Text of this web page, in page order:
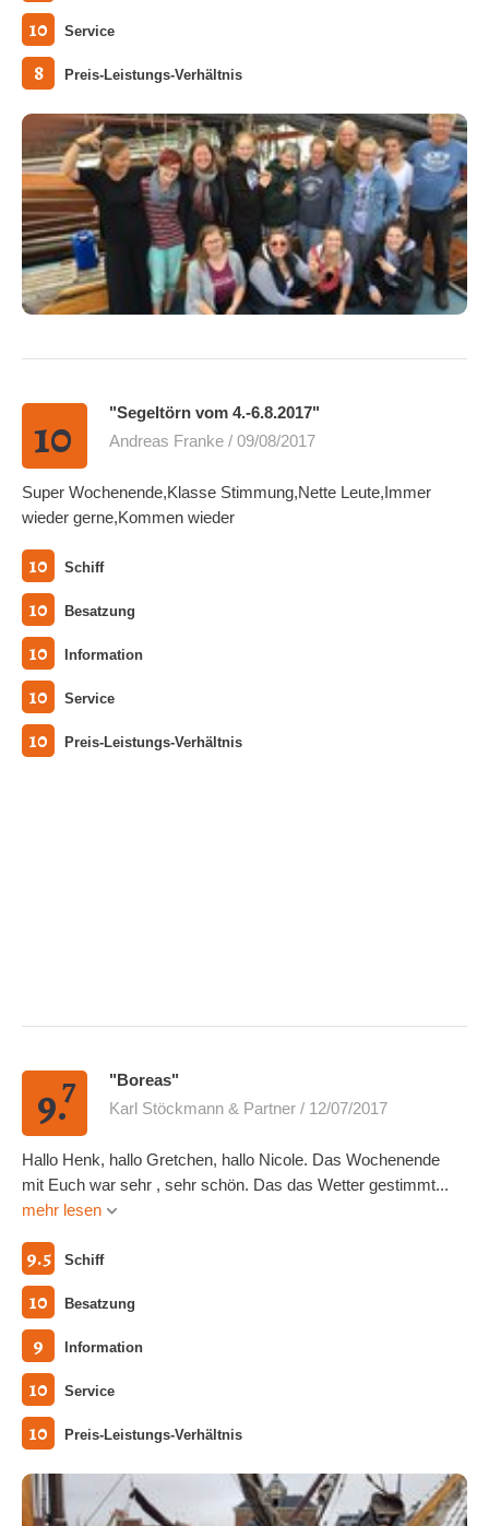
10 Service
8 Preis-Leistungs-Verhältnis
Alle Fotos ansehen
10
"Segeltörn vom 4.-6.8.2017"
Andreas Franke / 09/08/2017
Super Wochenende,Klasse Stimmung,Nette Leute,Immer
wieder gerne,Kommen wieder
10 Schiff
10 Besatzung
10 Information
10 Service
10 Preis-Leistungs-Verhältnis
9.7
"Boreas"
Karl Stöckmann & Partner / 12/07/2017
Hallo Henk, hallo Gretchen, hallo Nicole. Das Wochenende
mit Euch war sehr , sehr schön. Das das Wetter gestimmt...
mehr lesen
9.5 Schiff
10 Besatzung
9 Information
10 Service
10 Preis-Leistungs-Verhältnis
Alle Fotos ansehen